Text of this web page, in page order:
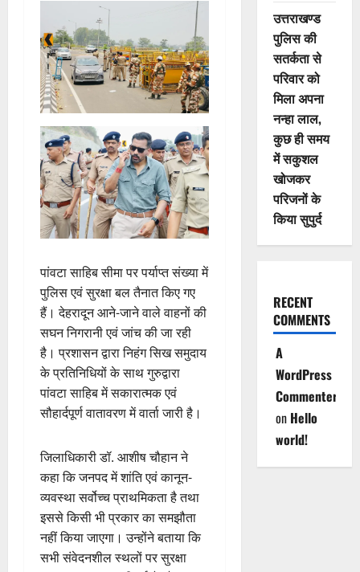
पांवटा साहिब सीमा पर पर्याप्त संख्या में
पुलिस एवं सुरक्षा बल तैनात किए गए
हैं। देहरादून आने-जाने वाले वाहनों की
सघन निगरानी एवं जांच की जा रही
है। प्रशासन द्वारा निहंग सिख समुदाय
के प्रतिनिधियों के साथ गुरुद्वारा
पांवटा साहिब में सकारात्मक एवं
सौहार्दपूर्ण वातावरण में वार्ता जारी है।
जिलाधिकारी डॉ. आशीष चौहान ने
कहा कि जनपद में शांति एवं कानून-
व्यवस्था सर्वोच्च प्राथमिकता है तथा
इससे किसी भी प्रकार का समझौता
नहीं किया जाएगा। उन्होंने बताया कि
सभी संवेदनशील स्थलों पर सुरक्षा
उत्तराखण्ड
पुलिस की
सतर्कता से
परिवार को
मिला अपना
नन्हा लाल,
कुछ ही समय
में सकुशल
खोजकर
परिजनों के
किया सुपुर्द
RECENT
COMMENTS
A
WordPress
Commenter
on Hello
world!